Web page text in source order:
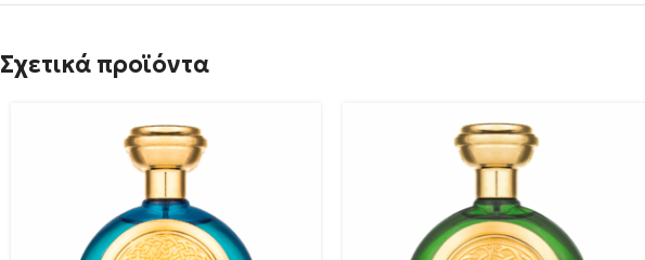
Σχετικά προϊόντα